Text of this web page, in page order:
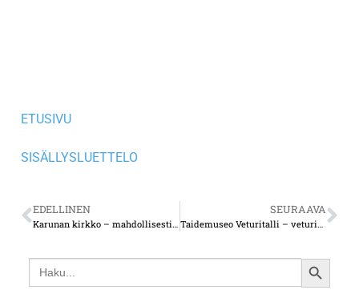
ETUSIVU
SISÄLLYSLUETTELO
EDELLINEN
Karunan kirkko – mahdollisesti Suomen kaunein kirkko
SEURAAVA
Taidemuseo Veturitalli – veturipilttuu muutettiin näyttelytilaksi rakennuksen historiaa kunnioittaen
Search
for:
SEARCH